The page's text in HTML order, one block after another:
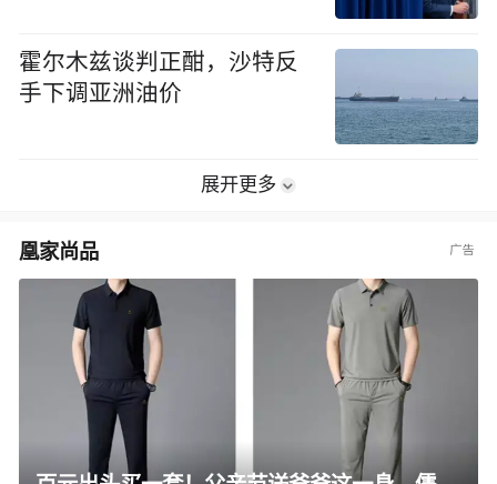
霍尔木兹谈判正酣，沙特反
手下调亚洲油价
展开更多
凰家尚品